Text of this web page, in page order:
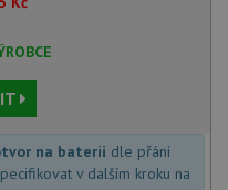
na baterii dle přání
v dalším kroku na